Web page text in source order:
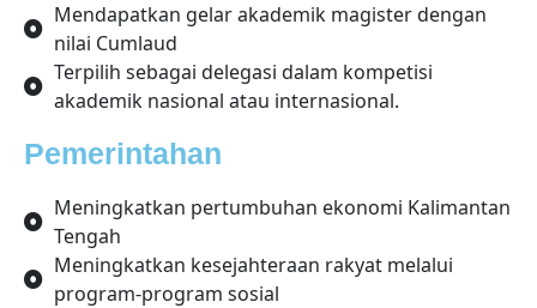
Mendapatkan gelar akademik magister dengan
nilai Cumlaud
Terpilih sebagai delegasi dalam kompetisi
akademik nasional atau internasional.
Pemerintahan
Meningkatkan pertumbuhan ekonomi Kalimantan
Tengah
Meningkatkan kesejahteraan rakyat melalui
program-program sosial